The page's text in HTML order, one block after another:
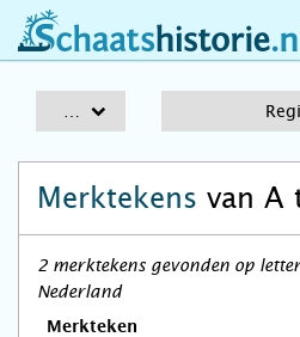
schaatshistorie.nl
Merktekens van A
2 merktekens gevonden op
Nederland
Merkteken